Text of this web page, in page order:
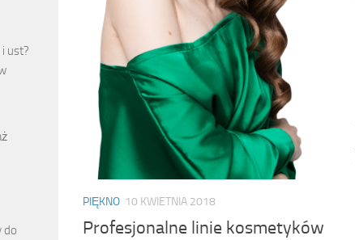
PIĘKNO 10 KWIETNIA 2018
Profesjonalne linie kosmetyków
ust?
do